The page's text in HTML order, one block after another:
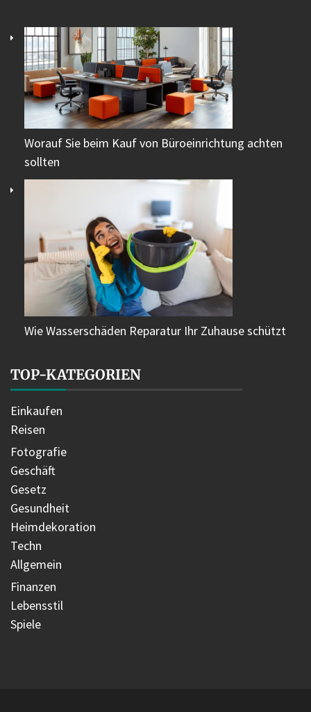
Worauf Sie beim Kauf von Büroeinrichtung achten
sollten
Wie Wasserschäden Reparatur Ihr Zuhause schützt
TOP-KATEGORIEN
Einkaufen
Reisen
Fotografie
Geschäft
Gesetz
Gesundheit
Heimdekoration
Techn
Allgemein
Finanzen
Lebensstil
Spiele